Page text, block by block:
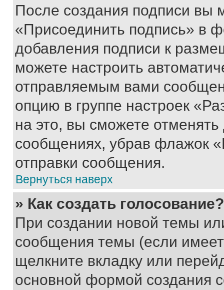
После создания подписи вы
«Присоединить подпись» в
добавления подписи к
можете настроить
отправляемым вами
опцию в группе настроек
на это, вы сможете
сообщениях, убрав флажок
отправки сообщения.
Вернуться наверх
» Как создать голосование?
При создании новой темы
сообщения темы (если
щелкните вкладку или
основной формой создания